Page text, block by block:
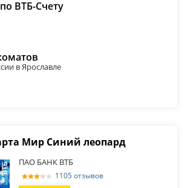
ВТБ-Счету
в Ярославле
Мир Синий леопард
ПАО БАНК ВТБ
1105 отзывов